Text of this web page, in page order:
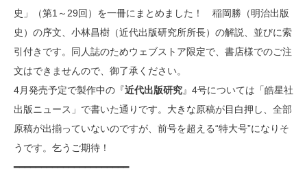
史」（第1～29回）を一冊にまとめました！ 稲岡勝（明治出版
史）の序文、小林昌樹（近代出版研究所所長）の解説、並びに索
引付きです。同人誌のためウェブストア限定で、書店様でのご注
文はできませんので、御了承ください。
4月発売予定で製作中の『近代出版研究』4号については「皓星社
出版ニュース」で書いた通りです。大きな原稿が目白押し、全部
原稿が出揃っていないのですが、前号を超える“特大号”になりそ
うです。乞うご期待！
━━━━━━━━━━━━━━━━━━━━━